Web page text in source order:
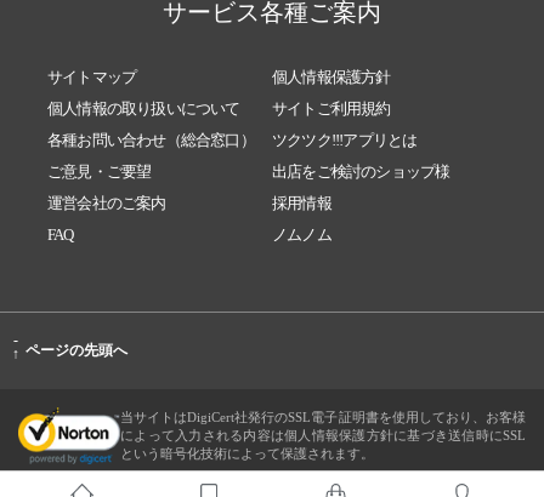
サービス各種ご案内
サイトマップ
個人情報保護方針
個人情報の取り扱いについて
サイトご利用規約
各種お問い合わせ（総合窓口）
ツクツク!!!アプリとは
ご意見・ご要望
出店をご検討のショップ様
運営会社のご案内
採用情報
FAQ
ノムノム
-
↑ ページの先頭へ
当サイトはDigiCert社発行のSSL電子証明書を使用しており、お客様
によって入力される内容は個人情報保護方針に基づき送信時にSSL
という暗号化技術によって保護されます。